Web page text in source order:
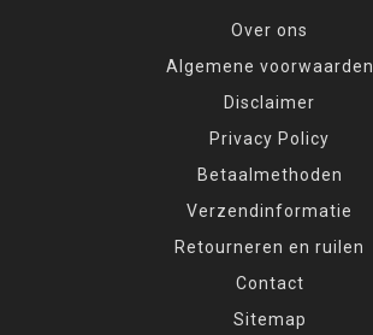
Over ons
Algemene voorwaarden
Disclaimer
Privacy Policy
Betaalmethoden
Verzendinformatie
Retourneren en ruilen
Contact
Sitemap